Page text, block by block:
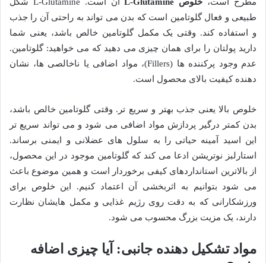
طبیعی و فعال گلوتامین است که بدن می تواند به راحتی آن را جذب
و استفاده کند. وقتی یک مکمل گلوتامین خالص باشد، یعنی شما
دارید پولتان را برای همان چیزی می دهید که می خواهید: گلوتامین.
عدم وجود پرکننده ها (Fillers)، مواد اضافی یا ناخالصی ها، نشان
دهنده کیفیت بالای محصول است.
خلوص بالا یعنی جذب بهتر و سریع تر. وقتی گلوتامین خالص باشد،
بدن کمتر درگیر پردازش مواد اضافی می شود و می تواند سریع تر
این اسید آمینه حیاتی را به سلول های عضلانی و ایمنی برساند.
استارلبز نوتریشن ادعا می کند که گلوتامین موجود در این محصول،
از بالاترین استانداردهای کیفی برخوردار است و همین موضوع باعث
می شود بتوانیم به اثربخشی آن اعتماد کنیم. این خلوص برای
ورزشکارانی که به دقت روی رژیم غذایی و مکمل هایشان نظارت
دارند، یک مزیت بزرگ محسوب می شود.
مواد تشکیل دهنده جانبی: آیا چیزی اضافه